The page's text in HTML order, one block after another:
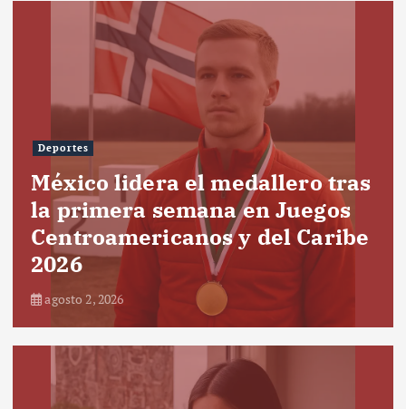
Deportes
México lidera el medallero tras
la primera semana en Juegos
Centroamericanos y del Caribe
2026
agosto 2, 2026